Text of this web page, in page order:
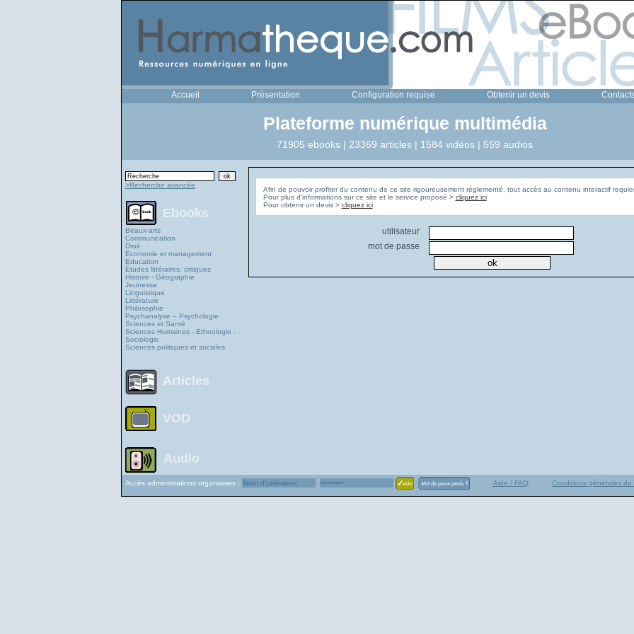
Accueil Présentation Configuration requise Obtenir un devis
Plateforme numérique multimédia
71905 ebooks | 23369 articles | 1584 vidéos | 559 audios
>Recherche avancée
Ebooks
Beaux-arts
Communication
Droit
Economie et management
Education
Études littéraires, critiques
Histoire - Géographie
Jeunesse
Linguistique
Littérature
Philosophie
Psychanalyse – Psychologie
Sciences et Santé
Sciences Humaines - Ethnologie -
Sociologie
Sciences politiques et sociales
Articles
VOD
Audio
Afin de pouvoir profiter du contenu de ce site rigoureusement réglementé, tout accès au contenu interactif
Pour plus d'informations sur ce site et le service proposé > cliquez ici
Pour obtenir un devis > cliquez ici
utilisateur
mot de passe
Accès administrations organismes : Aide / FAQ Conditions générales de